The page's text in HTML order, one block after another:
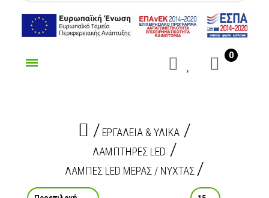
0
ΕΡΓΑΛΕΙΑ & ΥΛΙΚΑ
ΛΑΜΠΤΗΡΕΣ LED
ΛΑΜΠΕΣ LED ΜΕΡΑΣ / ΝΥΧΤΑΣ